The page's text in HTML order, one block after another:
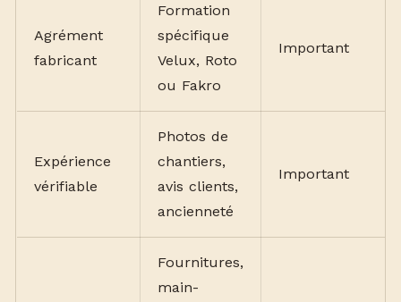
Agrément
fabricant
Formation
spécifique
Velux, Roto
ou Fakro
Important
Expérience
vérifiable
Photos de
chantiers,
avis clients,
ancienneté
Important
Fournitures,
main-